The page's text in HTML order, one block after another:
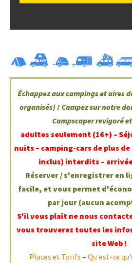
Échappez aux campings et aires
organisés) ! Campez sur notre
Campscaper revigoré
adultes seulement (16+) –
nuits – camping-cars de plus
inclus) interdits –
Réserver / s'enregistrer en
facile, et vous permet
par jour (aucun
S'il vous plaît ne nous
vous trouverez toutes les
site Web !
Places et Tarifs – Qu'est-ce